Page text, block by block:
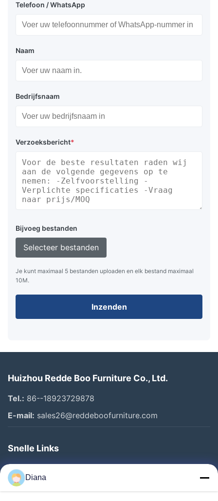
Telefoon / WhatsApp
Naam
Bedrijfsnaam
Verzoeksbericht*
Bijvoeg bestanden
Selecteer bestanden
Je kunt maximaal 5 bestanden uploaden en elk bestand maximaal
10M.
Inzenden
Huizhou Redde Boo Furniture Co., Ltd.
Tel.: 86--18923729878
E-mail: sales26@reddeboofurniture.com
Snelle Links
Thuis
Producten
Diana